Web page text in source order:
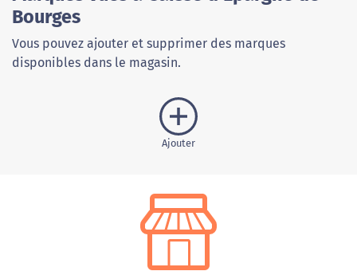
Bourges
Vous pouvez ajouter et supprimer des marques
disponibles dans le magasin.
Ajouter